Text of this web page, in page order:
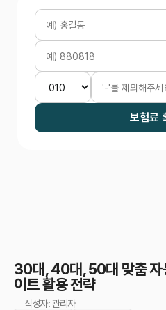
보험료
30대, 40대, 50대 맞춤 자
이트 활용 전략
작성자: 관리자